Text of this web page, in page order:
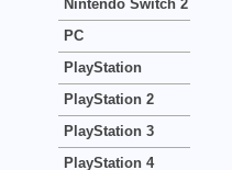
Nintendo Switch 2
PC
PlayStation
PlayStation 2
PlayStation 3
PlayStation 4